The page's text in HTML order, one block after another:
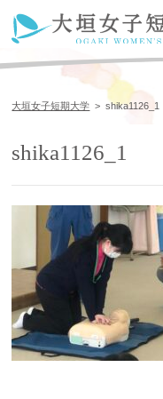
大垣女子短期大学 >shika1126_1
shika1126_1